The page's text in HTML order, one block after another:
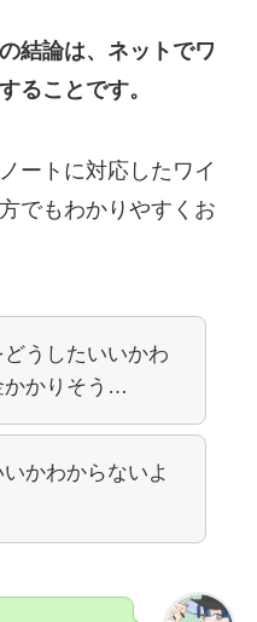
結論は、ネットでワ
ることです。
ノート に対応したワイ
でもわかりやすくお
うしたいいかわ
かかりそう…
かわからないよ